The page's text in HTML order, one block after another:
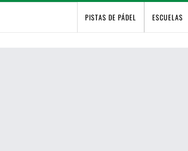
PISTAS DE PÁDEL ESCUELAS